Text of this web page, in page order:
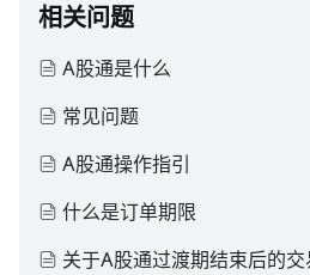
相关问题
A股通是什么
常见问题
A股通操作指引
什么是订单期限
关于A股通过渡期结束后的